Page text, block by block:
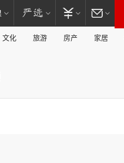
文化 旅游 房产 家居